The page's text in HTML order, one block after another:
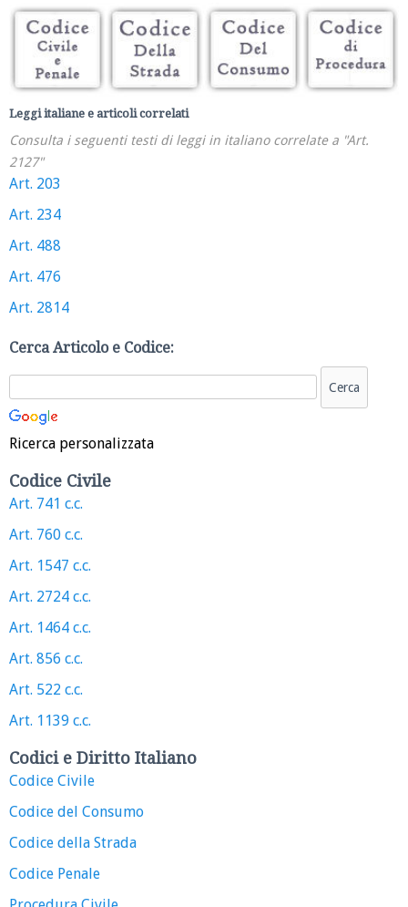
Leggi italiane e articoli correlati
Consulta i seguenti testi di leggi in italiano correlate a "Art.
2127"
Art. 203
Art. 234
Art. 488
Art. 476
Art. 2814
Cerca Articolo e Codice:
Ricerca personalizzata
Codice Civile
Art. 741 c.c.
Art. 760 c.c.
Art. 1547 c.c.
Art. 2724 c.c.
Art. 1464 c.c.
Art. 856 c.c.
Art. 522 c.c.
Art. 1139 c.c.
Codici e Diritto Italiano
Codice Civile
Codice del Consumo
Codice della Strada
Codice Penale